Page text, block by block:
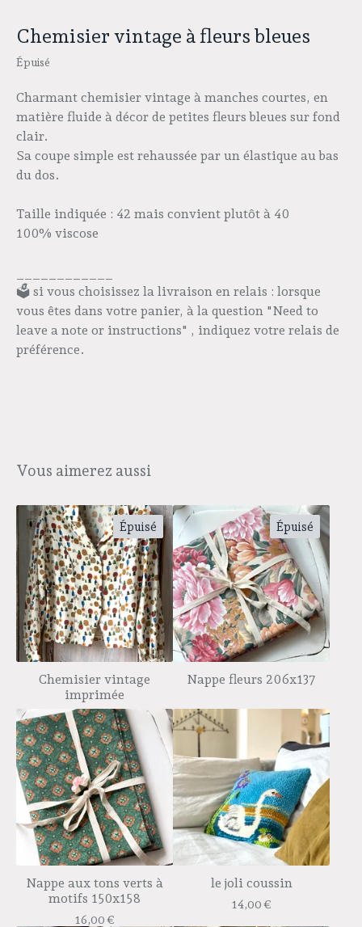
Chemisier vintage à fleurs bleues
Épuisé
Charmant chemisier vintage à manches courtes, en
matière fluide à décor de petites fleurs bleues sur fond
clair.
Sa coupe simple est rehaussée par un élastique au bas
du dos.
Taille indiquée : 42 mais convient plutôt à 40
100% viscose
🗳️ si vous choisissez la livraison en relais : lorsque
vous êtes dans votre panier, à la question "Need to
leave a note or instructions" , indiquez votre relais de
préférence.
Vous aimerez aussi
Épuisé
Chemisier vintage
imprimée
Épuisé
Nappe fleurs 206x137
Nappe aux tons verts à
motifs 150x158
16,00€
le joli coussin
14,00€